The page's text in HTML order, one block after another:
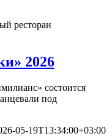
ресторан
2026
состоится
под
05-19T13:34:00+03:00